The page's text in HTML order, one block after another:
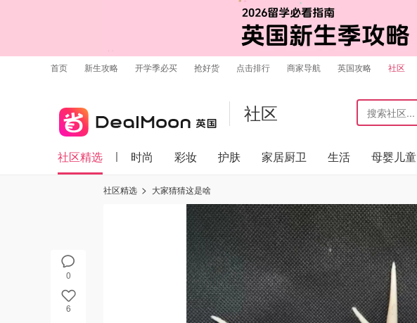
首页 新生攻略 开学季必买 抢好货 点击排行 商家导航 英国攻略 社区
社区
社区精选 时尚 彩妆 护肤 家居厨卫 生活 母婴儿童
0
6
社区精选 大家猜猜这是啥